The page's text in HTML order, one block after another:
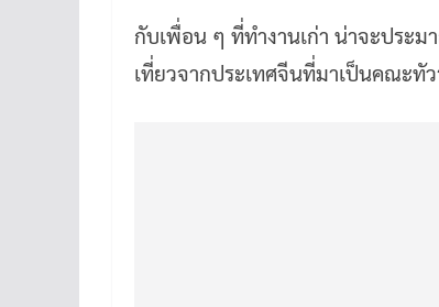
กับเพื่อน ๆ ที่ทำงานเก่า น่าจะประ
เที่ยวจากประเทศจีนที่มาเป็นคณะทั